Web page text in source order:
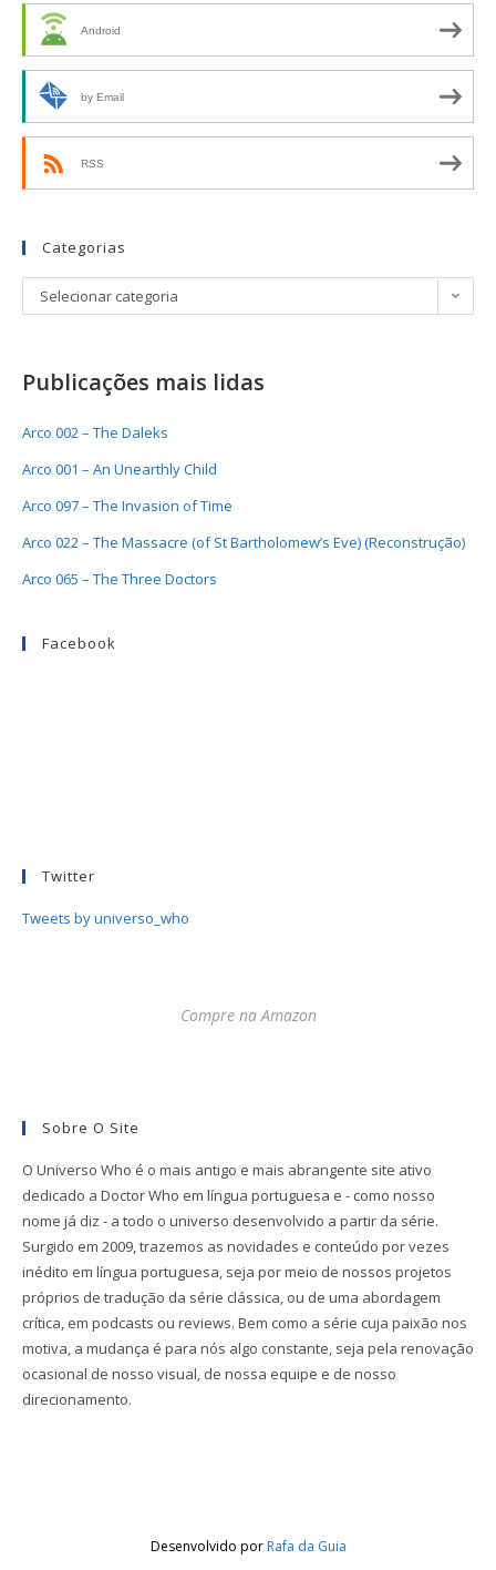
Android
by Email
RSS
Categorias
Selecionar categoria
Publicações mais lidas
Arco 002 – The Daleks
Arco 001 – An Unearthly Child
Arco 097 – The Invasion of Time
Arco 022 – The Massacre (of St Bartholomew’s Eve) (Reconstrução)
Arco 065 – The Three Doctors
Facebook
Twitter
Tweets by universo_who
Compre na Amazon
Sobre O Site
O Universo Who é o mais antigo e mais abrangente site ativo
dedicado a Doctor Who em língua portuguesa e - como nosso
nome já diz - a todo o universo desenvolvido a partir da série.
Surgido em 2009, trazemos as novidades e conteúdo por vezes
inédito em língua portuguesa, seja por meio de nossos projetos
próprios de tradução da série clássica, ou de uma abordagem
crítica, em podcasts ou reviews. Bem como a série cuja paixão nos
motiva, a mudança é para nós algo constante, seja pela renovação
ocasional de nosso visual, de nossa equipe e de nosso
direcionamento.
Desenvolvido por Rafa da Guia